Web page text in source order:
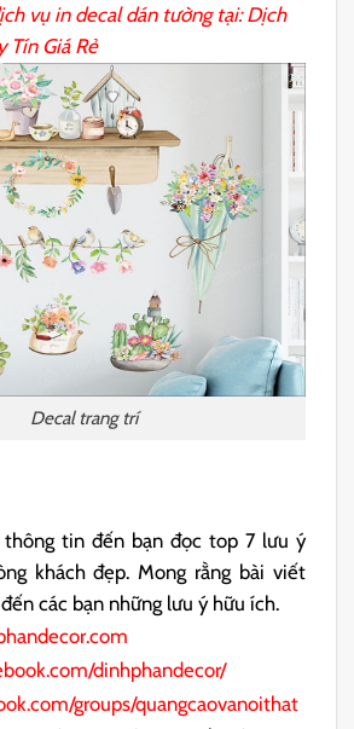
vụ in decal dán tường tại: Dịch
Tín Giá Rẻ
Decal trang trí
tin đến bạn đọc top 7 lưu ý
khách đẹp. Mong rằng bài viết
các bạn những lưu ý hữu ích.
dinhphandecor/
groups/quangcaovanoithat